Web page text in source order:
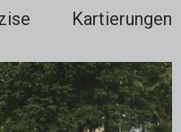
Kartierungen